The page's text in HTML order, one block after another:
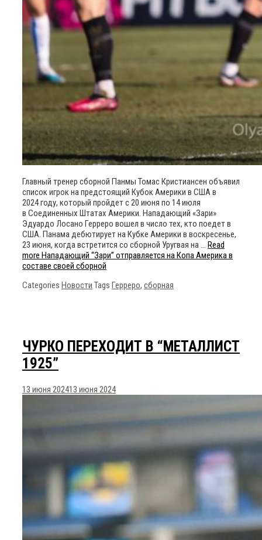
Главный тренер сборной Панмы Томас Кристиансен объявил
список игрок на предстоящий Кубок Америки в США в
2024 году, который пройдет с 20 июня по 14 июля
в Соединенных Штатах Америки. Нападающий «Зари»
Эдуардо Лосано Герреро вошел в число тех, кто поедет в
США. Панама дебютирует на Кубке Америки в воскресенье,
23 июня, когда встретится со сборной Уругвая на … Read
more Нападающий “Зари” отправляется на Копа Америка в
составе своей сборной
Categories Новости Tags Герреро, сборная
ЧУРКО ПЕРЕХОДИТ В “МЕТАЛЛИСТ
1925”
13 июня 202413 июня 2024